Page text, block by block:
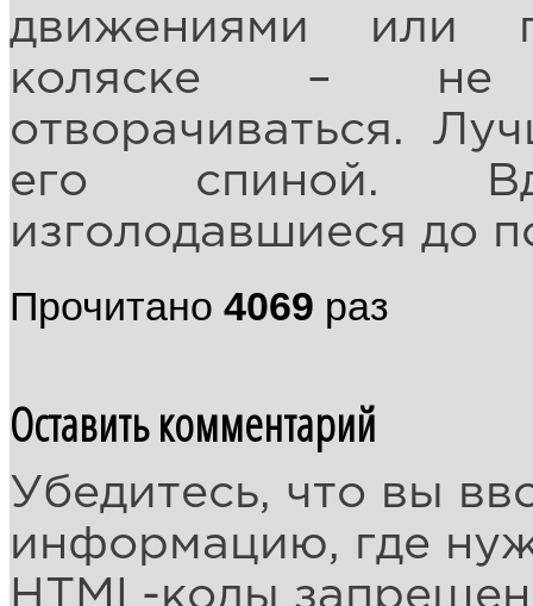
движениями или
коляске – не
отворачиваться.
его спиной.
изголодавшиеся до
Прочитано 4069 раз
Оставить комментарий
Убедитесь, что вы
информацию, где
HTML-коды